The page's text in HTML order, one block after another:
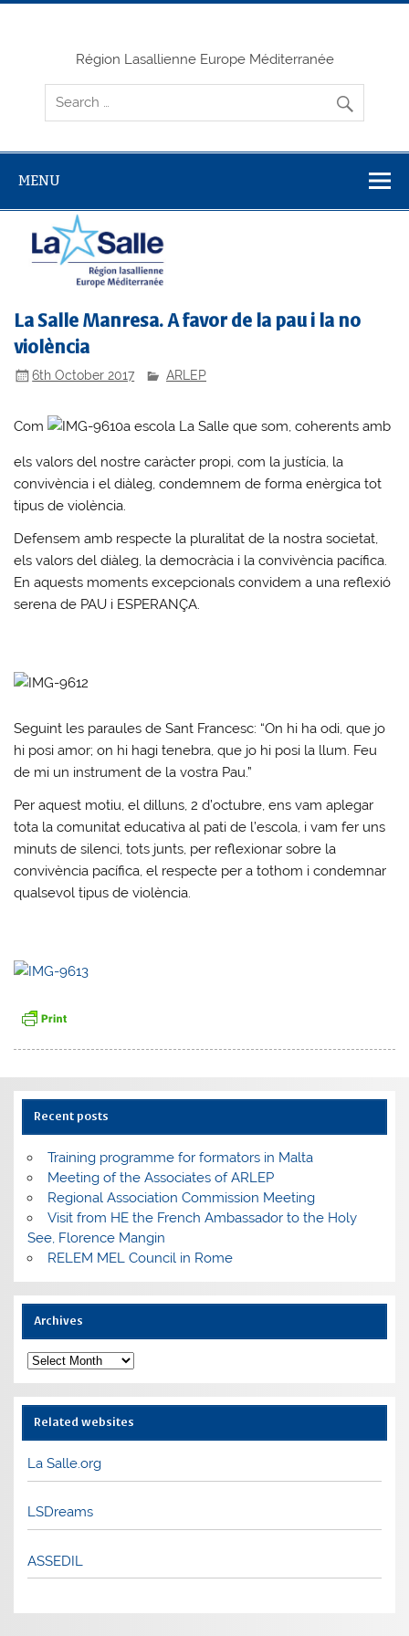
Skip
Région Lasallienne Europe Méditerranée
MENU
La Salle Manresa. A favor de la pau i la no
violència
6th October 2017 ARLEP
Com a escola La Salle que som, coherents amb
els valors del nostre caràcter propi, com la justícia, la
convivència i el diàleg, condemnem de forma enèrgica tot
tipus de violència.
Defensem amb respecte la pluralitat de la nostra societat,
els valors del diàleg, la democràcia i la convivència pacífica.
En aquests moments excepcionals convidem a una reflexió
serena de PAU i ESPERANÇA.
Seguint les paraules de Sant Francesc: “On hi ha odi, que jo
hi posi amor; on hi hagi tenebra, que jo hi posi la llum. Feu
de mi un instrument de la vostra Pau.”
Per aquest motiu, el dilluns, 2 d’octubre, ens vam aplegar
tota la comunitat educativa al pati de l’escola, i vam fer uns
minuts de silenci, tots junts, per reflexionar sobre la
convivència pacífica, el respecte per a tothom i condemnar
qualsevol tipus de violència.
Recent posts
Training programme for formators in Malta
Meeting of the Associates of ARLEP
Regional Association Commission Meeting
Visit from HE the French Ambassador to the Holy
See, Florence Mangin
RELEM MEL Council in Rome
Archives
Archives
Related websites
La Salle.org
LSDreams
ASSEDIL